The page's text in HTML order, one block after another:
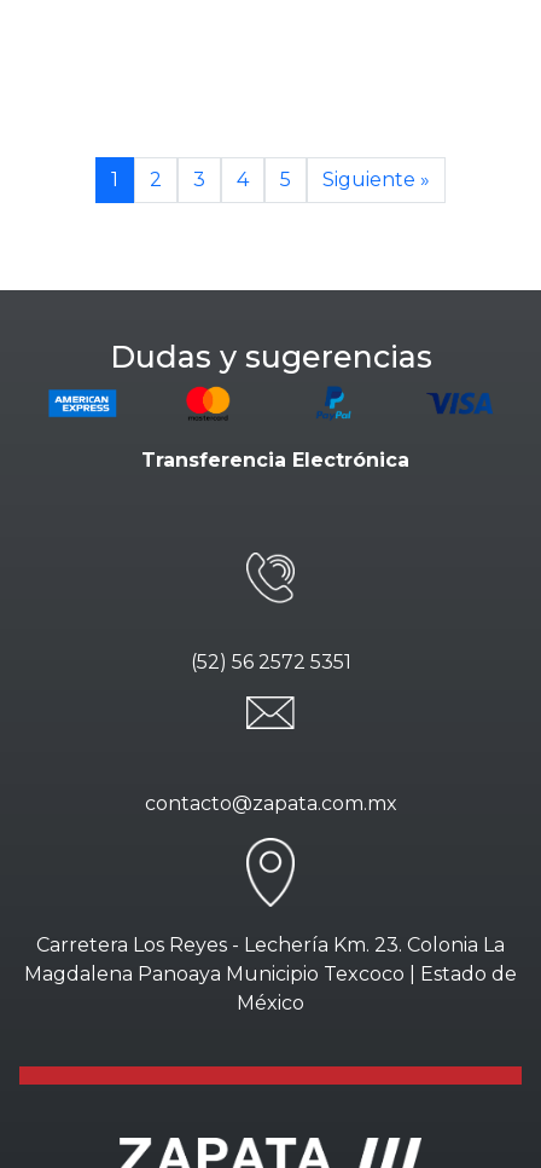
1 2 3 4 5 Siguiente »
Dudas y sugerencias
Transferencia Electrónica
(52) 56 2572 5351
contacto@zapata.com.mx
Carretera Los Reyes - Lechería Km. 23. Colonia La
Magdalena Panoaya Municipio Texcoco | Estado de
México